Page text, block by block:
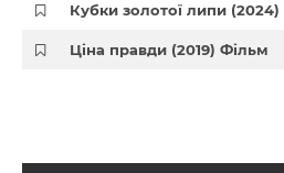
Кубки золотої липи
Ціна правди (2019) Фільм